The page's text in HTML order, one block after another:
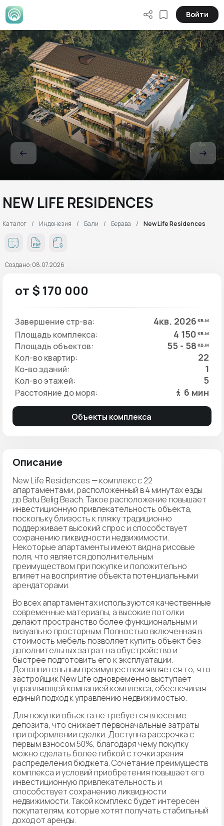
Войти
NEW LIFE RESIDENCES
Каталог Индонезия Бали Берава New Life Residences
Создано: 08.07.2026
Описание
New Life Residences — комплекс с 22
апартаментами, расположенный в 4 минутах езды
до Batu Belig Beach. Такое расположение повышает
инвестиционную привлекательность объекта,
поскольку близость к пляжу традиционно
поддерживает высокий спрос и способствует
сохранению ликвидности недвижимости.
Некоторые апартаменты имеют вид на рисовые
поля, что является дополнительным
преимуществом при покупке и положительно
влияет на восприятие объекта потенциальными
арендаторами.
Во всех апартаментах используются качественные
современные материалы, а высокие потолки
делают пространство более функциональным и
визуально просторным. Полностью включенная в
стоимость мебель позволяет купить объект без
дополнительных затрат на обустройство и
быстрее подготовить его к эксплуатации.
Дополнительным преимуществом является то, что
застройщик New Life одновременно выступает
управляющей компанией комплекса, обеспечивая
единый подход к управлению недвижимостью.
Для покупки объекта не требуется внесение
депозита, что снижает первоначальные затраты
при оформлении сделки. Доступна рассрочка с
первым взносом 50%, благодаря чему покупку
можно сделать более гибкой с точки зрения
распределения бюджета. Сочетание преимуществ
комплекса и условий приобретения повышает его
инвестиционную привлекательность и
способствует сохранению ликвидности
недвижимости. Такой комплекс будет интересен
покупателям, которые хотят получать стабильный
доход от аренды.
от $ 170 000
Завершение стр-ва: 4кв. 2026 кв.м
Площадь комплекса: 4 150 кв.м
Площадь объектов: 55 - 58 кв.м
Кол-во квартир: 22
Ко-во зданий: 1
Кол-во этажей: 5
Расстояние до моря: 6 мин
Объекты комплекса